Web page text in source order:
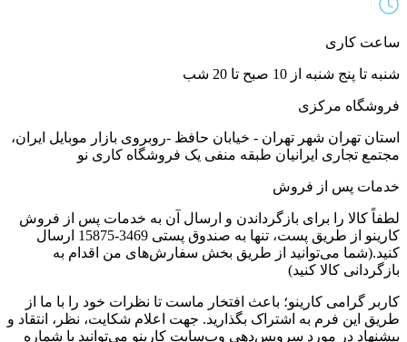
ساعت کاری
شنبه تا پنج شنبه از 10 صبح تا 20 شب
فروشگاه مرکزی
استان تهران شهر تهران - خیابان حافظ -روبروی بازار موبایل ایران،
مجتمع تجاری ایرانیان طبقه منفی یک فروشگاه کاری نو
خدمات پس از فروش
لطفاً کالا را برای بازگرداندن و ارسال آن به خدمات پس از فروش
کارینو از طریق پست، تنها به صندوق پستی 3469-15875 ارسال
کنید.(شما می‌توانید از طریق بخش سفارش‌های من اقدام به
بازگردانی کالا کنید)
کاربر گرامی کارینو؛ باعث افتخار ماست تا نظرات خود را با ما از
طریق این فرم به اشتراک بگذارید. جهت اعلام شکایت، نظر، انتقاد و
پیشنهاد در مورد سرویس‌دهی وب‌سایت کارینو می‌توانید با شماره